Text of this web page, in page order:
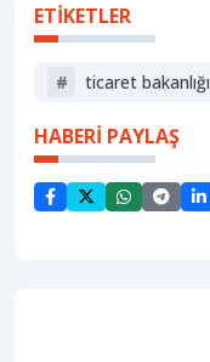
ETİKETLER
# ticaret bakanlığı
HABERİ PAYLAŞ